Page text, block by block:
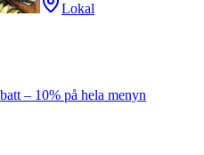
Lokal
– 10% på hela menyn